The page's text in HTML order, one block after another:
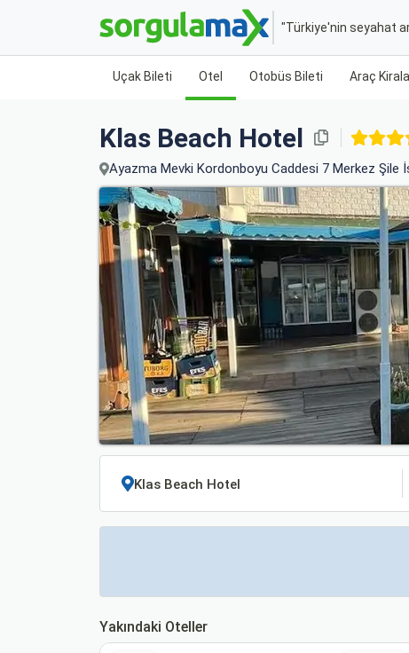
"Türkiye'nin seyahat
Uçak Bileti Otel Otobüs Bileti Araç
Klas Beach Hotel
Ayazma Mevki Kordonboyu Caddesi 7 Merkez Şile
Yakındaki Oteller